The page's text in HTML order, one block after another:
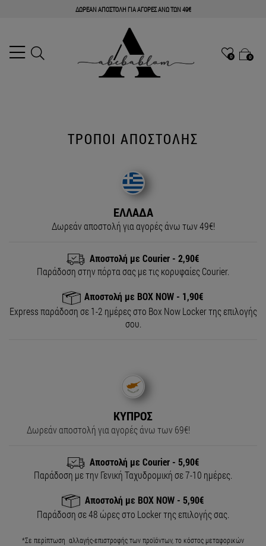
ΔΩΡΕΑΝ ΑΠΟΣΤΟΛΗ ΓΙΑ ΑΓΟΡΕΣ ΑΝΩ ΤΩΝ 49€
0 0
ΤΡΌΠΟΙ ΑΠΟΣΤΟΛΉΣ
ΕΛΛΑΔΑ
Δωρεάν αποστολή για αγορές άνω των 49€!
Αποστολή με Courier - 2,90€
Παράδοση στην πόρτα σας με τις κορυφαίες Courier.
Αποστολή με BOX NOW - 1,90€
Express παράδοση σε 1-2 ημέρες στο Box Now Locker της επιλογής
σου.
ΚΥΠΡΟΣ
Δωρεάν αποστολή για αγορές άνω των 69€!
Αποστολή με Courier - 5,90€
Παράδοση με την Γενική Ταχυδρομική σε 7-10 ημέρες.
Αποστολή με BOX NOW - 5,90€
Παράδοση σε 48 ώρες στο Locker της επιλογής σας.
*Σε περίπτωση αλλαγής-επιστροφής των προϊόντων, το κόστος μεταφορικών